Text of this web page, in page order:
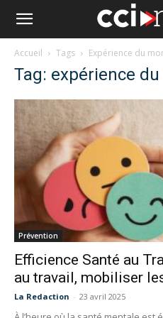
Accueil Tags Expérience du
Tag: expérience
Prévention
Efficience Santé au
au travail, mobiliser
La Redaction - 23 avril 2025